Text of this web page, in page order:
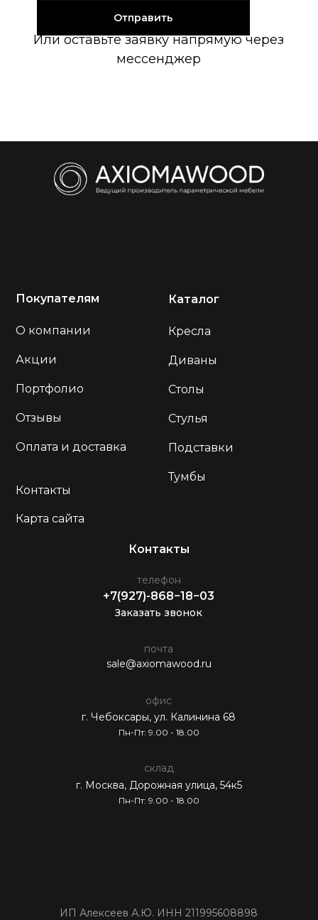
Отправить
Или оставьте заявку напрямую через
мессенджер
г. Москва, Дорожная улица, 54к5
Пн-Пт: 9.00 - 18.00
склад
+7(927)-868−18−03
г. Чебоксары, ул. Калинина 68
Заказать звонок
Пн-Пт: 9.00 - 18.00
телефон
офис
почта
sale@axiomawood.ru
Контакты
ИП Алексеев А.Ю. ИНН 211995608898
Кресла
Диваны
Столы
Стулья
Подставки
Тумбы
Каталог
О компании
Покупателям
Оплата и доставка
Отзывы
Акции
Портфолио
Контакты
Карта сайта